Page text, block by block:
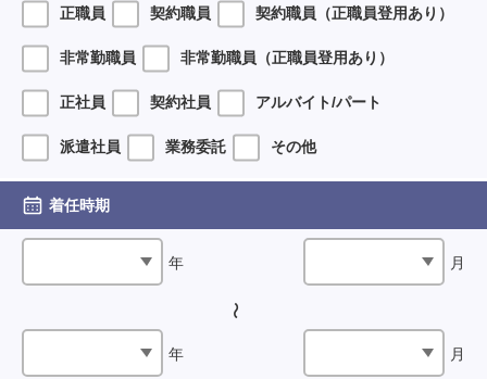
正職員 契約職員 契約職員（正職員登用あり）
非常勤職員 非常勤職員（正職員登用あり）
正社員 契約社員 アルバイト/パート
派遣社員 業務委託 その他
着任時期
年 月
年 月